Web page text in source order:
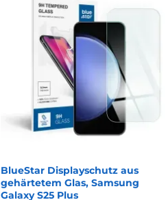
BlueStar Displayschutz aus
gehärtetem Glas, Samsung
Galaxy S25 Plus